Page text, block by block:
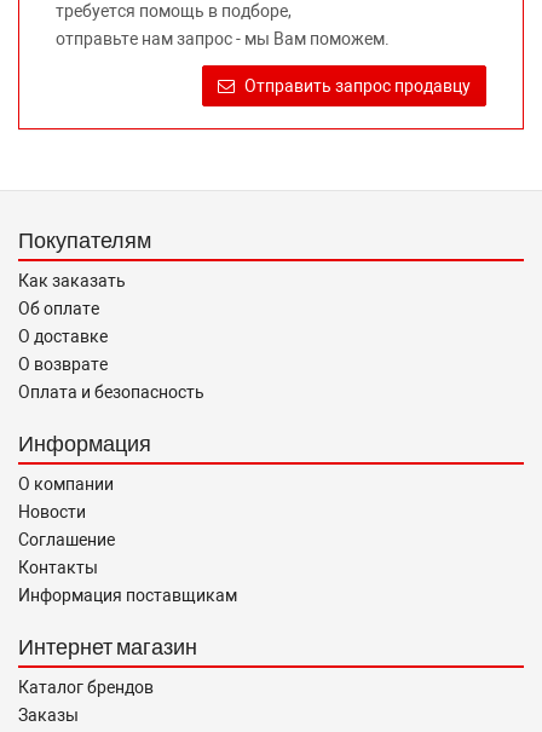
Требование предоставлять покупателю необходимую и
достоверную информацию о товаре, предлагаемом к
продаже, обеспечивающую возможность их правильного
выбора возложено на продавца (изготовителя) Законом
«О защите прав потребителей».
требуется помощь в подборе,
отправьте нам запрос - мы Вам поможем.
Отправить запрос продавцу
Покупателям
Как заказать
Об оплате
О доставке
О возврате
Оплата и безопасность
Информация
О компании
Новости
Соглашение
Контакты
Информация поставщикам
Интернет магазин
Каталог брендов
Заказы